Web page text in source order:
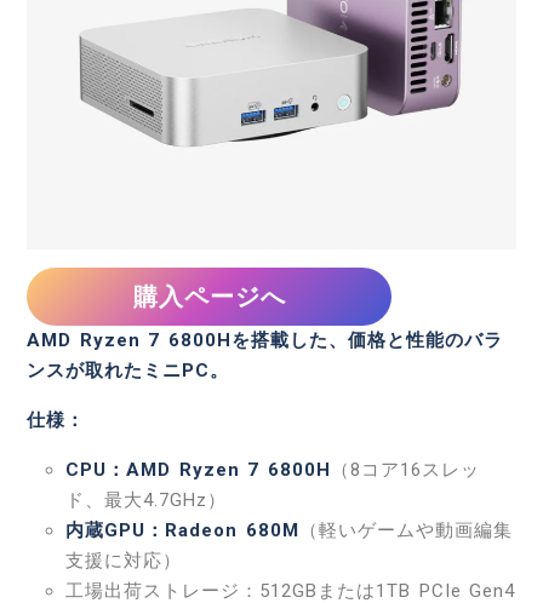
購入ページへ
AMD Ryzen 7 6800Hを搭載した、価格と性能のバラ
ンスが取れたミニPC。
仕様：
CPU：AMD Ryzen 7 6800H （8コア16スレッ
ド、最大4.7GHz）
内蔵GPU：Radeon 680M （軽いゲームや動画編集
支援に対応）
工場出荷ストレージ：512GBまたは1TB PCIe Gen4